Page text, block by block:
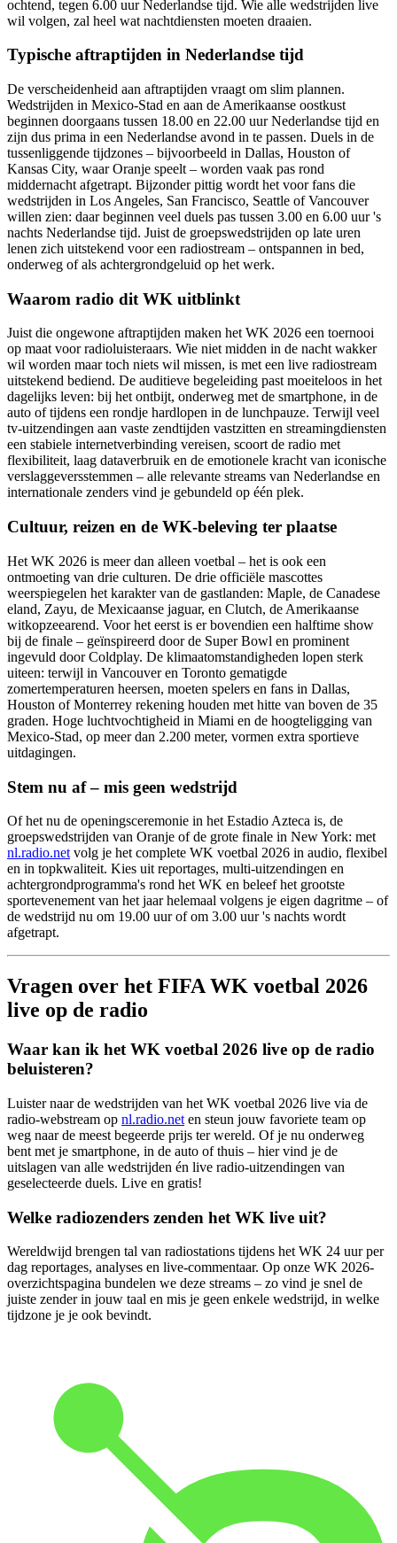
ochtend, tegen 6.00 uur Nederlandse tijd. Wie alle wedstrijden live
wil volgen, zal heel wat nachtdiensten moeten draaien.
Typische aftraptijden in Nederlandse tijd
De verscheidenheid aan aftraptijden vraagt om slim plannen.
Wedstrijden in Mexico-Stad en aan de Amerikaanse oostkust
beginnen doorgaans tussen 18.00 en 22.00 uur Nederlandse tijd en
zijn dus prima in een Nederlandse avond in te passen. Duels in de
tussenliggende tijdzones – bijvoorbeeld in Dallas, Houston of
Kansas City, waar Oranje speelt – worden vaak pas rond
middernacht afgetrapt. Bijzonder pittig wordt het voor fans die
wedstrijden in Los Angeles, San Francisco, Seattle of Vancouver
willen zien: daar beginnen veel duels pas tussen 3.00 en 6.00 uur 's
nachts Nederlandse tijd. Juist de groepswedstrijden op late uren
lenen zich uitstekend voor een radiostream – ontspannen in bed,
onderweg of als achtergrondgeluid op het werk.
Waarom radio dit WK uitblinkt
Juist die ongewone aftraptijden maken het WK 2026 een toernooi
op maat voor radioluisteraars. Wie niet midden in de nacht wakker
wil worden maar toch niets wil missen, is met een live radiostream
uitstekend bediend. De auditieve begeleiding past moeiteloos in het
dagelijks leven: bij het ontbijt, onderweg met de smartphone, in de
auto of tijdens een rondje hardlopen in de lunchpauze. Terwijl veel
tv-uitzendingen aan vaste zendtijden vastzitten en streamingdiensten
een stabiele internetverbinding vereisen, scoort de radio met
flexibiliteit, laag dataverbruik en de emotionele kracht van iconische
verslaggeversstemmen – alle relevante streams van Nederlandse en
internationale zenders vind je gebundeld op één plek.
Cultuur, reizen en de WK-beleving ter plaatse
Het WK 2026 is meer dan alleen voetbal – het is ook een
ontmoeting van drie culturen. De drie officiële mascottes
weerspiegelen het karakter van de gastlanden: Maple, de Canadese
eland, Zayu, de Mexicaanse jaguar, en Clutch, de Amerikaanse
witkopzeearend. Voor het eerst is er bovendien een halftime show
bij de finale – geïnspireerd door de Super Bowl en prominent
ingevuld door Coldplay. De klimaatomstandigheden lopen sterk
uiteen: terwijl in Vancouver en Toronto gematigde
zomertemperaturen heersen, moeten spelers en fans in Dallas,
Houston of Monterrey rekening houden met hitte van boven de 35
graden. Hoge luchtvochtigheid in Miami en de hoogteligging van
Mexico-Stad, op meer dan 2.200 meter, vormen extra sportieve
uitdagingen.
Stem nu af – mis geen wedstrijd
Of het nu de openingsceremonie in het Estadio Azteca is, de
groepswedstrijden van Oranje of de grote finale in New York: met
nl.radio.net volg je het complete WK voetbal 2026 in audio, flexibel
en in topkwaliteit. Kies uit reportages, multi-uitzendingen en
achtergrondprogramma's rond het WK en beleef het grootste
sportevenement van het jaar helemaal volgens je eigen dagritme – of
de wedstrijd nu om 19.00 uur of om 3.00 uur 's nachts wordt
afgetrapt.
Vragen over het FIFA WK voetbal 2026
live op de radio
Waar kan ik het WK voetbal 2026 live op de radio
beluisteren?
Luister naar de wedstrijden van het WK voetbal 2026 live via de
radio-webstream op nl.radio.net en steun jouw favoriete team op
weg naar de meest begeerde prijs ter wereld. Of je nu onderweg
bent met je smartphone, in de auto of thuis – hier vind je de
uitslagen van alle wedstrijden én live radio-uitzendingen van
geselecteerde duels. Live en gratis!
Welke radiozenders zenden het WK live uit?
Wereldwijd brengen tal van radiostations tijdens het WK 24 uur per
dag reportages, analyses en live-commentaar. Op onze WK 2026-
overzichtspagina bundelen we deze streams – zo vind je snel de
juiste zender in jouw taal en mis je geen enkele wedstrijd, in welke
tijdzone je je ook bevindt.